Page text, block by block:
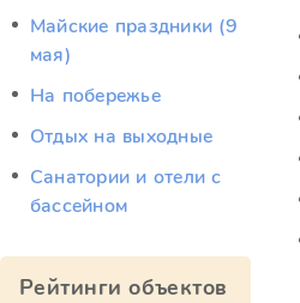
Майские праздники (9
мая)
На побережье
Отдых на выходные
Санатории и отели с
бассейном
Рейтинги объектов